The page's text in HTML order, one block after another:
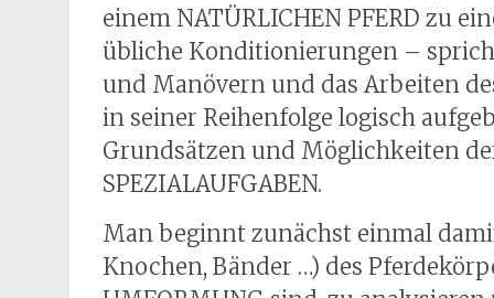
einem NATÜRLICHEN PFERD zu
übliche Konditionierungen –
und Manövern und das Arbeiten
in seiner Reihenfolge logisch
Grundsätzen und Möglichkeiten
SPEZIALAUFGABEN.
Man beginnt zunächst einmal
Knochen, Bänder …) des